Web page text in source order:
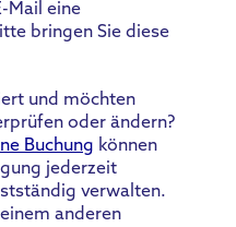
Mail eine
bringen Sie diese
und möchten
oder ändern?
Buchung können
jederzeit
verwalten.
anderen